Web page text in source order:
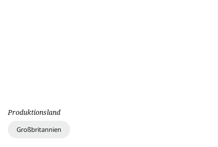
Produktionsland
Großbritannien